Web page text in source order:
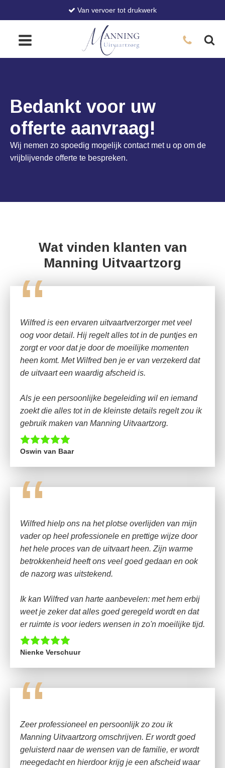
Van vervoer tot drukwerk
Bedankt voor uw
offerte aanvraag!
Wij nemen zo spoedig mogelijk contact met u op om de
vrijblijvende offerte te bespreken.
Wat vinden klanten van
Manning Uitvaartzorg
“
Wilfred is een ervaren uitvaartverzorger met veel
oog voor detail. Hij regelt alles tot in de puntjes en
zorgt er voor dat je door de moeilijke momenten
heen komt. Met Wilfred ben je er van verzekerd dat
de uitvaart een waardig afscheid is.
Als je een persoonlijke begeleiding wil en iemand
zoekt die alles tot in de kleinste details regelt zou ik
gebruik maken van Manning Uitvaartzorg.
Oswin van Baar
“
Wilfred hielp ons na het plotse overlijden van mijn
vader op heel professionele en prettige wijze door
het hele proces van de uitvaart heen. Zijn warme
betrokkenheid heeft ons veel goed gedaan en ook
de nazorg was uitstekend.
Ik kan Wilfred van harte aanbevelen: met hem erbij
weet je zeker dat alles goed geregeld wordt en dat
er ruimte is voor ieders wensen in zo'n moeilijke tijd.
Nienke Verschuur
“
Zeer professioneel en persoonlijk zo zou ik
Manning Uitvaartzorg omschrijven. Er wordt goed
geluisterd naar de wensen van de familie, er wordt
meegedacht en hierdoor krijg je een afscheid waar